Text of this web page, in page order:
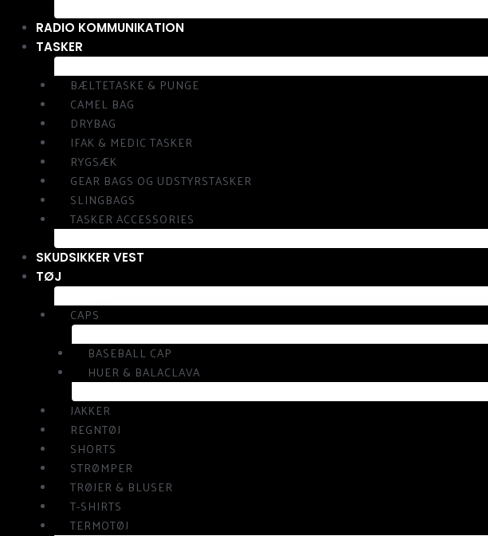
RADIO KOMMUNIKATION
TASKER
BÆLTETASKE & PUNGE
CAMEL BAG
DRYBAG
IFAK & MEDIC TASKER
RYGSÆK
GEAR BAGS OG UDSTYRSTASKER
SLINGBAGS
TASKER ACCESSORIES
SKUDSIKKER VEST
TØJ
CAPS
BASEBALL CAP
HUER & BALACLAVA
JAKKER
REGNTØJ
SHORTS
STRØMPER
TRØJER & BLUSER
T-SHIRTS
TERMOTØJ